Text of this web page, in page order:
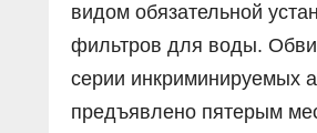
видом обязательной
фильтров для воды.
серии инкриминируемых
предъявлено пятерым